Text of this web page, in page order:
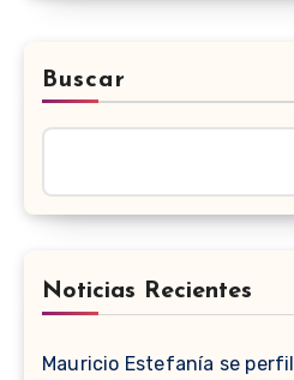
Buscar
Noticias Recientes
Mauricio Estefanía se